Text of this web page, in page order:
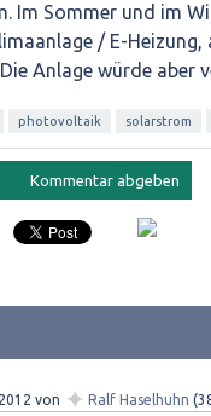
Im Sommer und im
/ E-
Anlage würde aber
photovoltaik solarstrom
von ✦ Ralf Haselhuhn (